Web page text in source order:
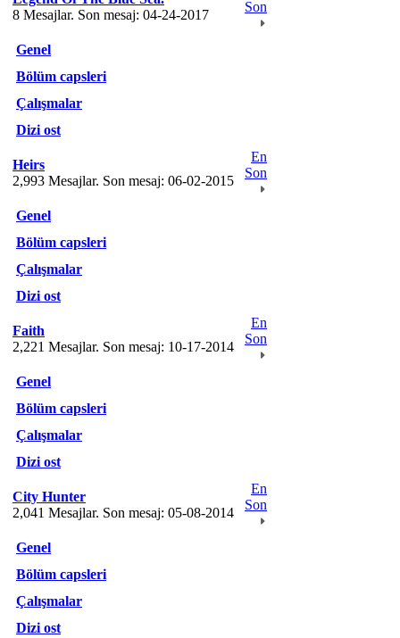
8 Mesajlar. Son mesaj: 04-24-2017
Son
Genel
Bölüm capsleri
Çalışmalar
Dizi ost
Heirs
2,993 Mesajlar. Son mesaj: 06-02-2015
En
Son
Genel
Bölüm capsleri
Çalışmalar
Dizi ost
Faith
2,221 Mesajlar. Son mesaj: 10-17-2014
En
Son
Genel
Bölüm capsleri
Çalışmalar
Dizi ost
City Hunter
2,041 Mesajlar. Son mesaj: 05-08-2014
En
Son
Genel
Bölüm capsleri
Çalışmalar
Dizi ost